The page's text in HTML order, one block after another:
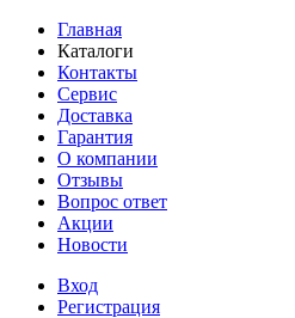
Главная
Каталоги
Контакты
Сервис
Доставка
Гарантия
О компании
Отзывы
Вопрос ответ
Акции
Новости
Вход
Регистрация